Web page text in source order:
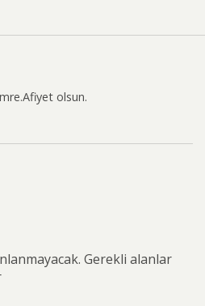
olsun.
Gerekli alanlar